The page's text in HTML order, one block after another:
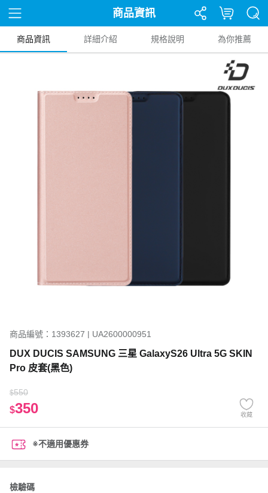
商品資訊
商品資訊 詳細介紹 規格說明 為你推薦
商品編號：1393627 | UA2600000951
DUX DUCIS SAMSUNG 三星 GalaxyS26 Ultra 5G SKIN
Pro 皮套(黑色)
$550
$350 收藏
※不適用優惠券
檢驗碼